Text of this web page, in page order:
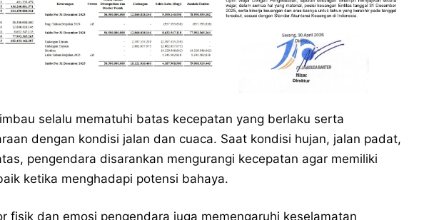
selalu mematuhi batas kecepatan yang berlaku serta
dengan kondisi jalan dan cuaca. Saat kondisi hujan, jalan padat,
pengendara disarankan mengurangi kecepatan agar memiliki
ketika menghadapi potensi bahaya.
fisik dan emosi pengendara juga memengaruhi keselamatan